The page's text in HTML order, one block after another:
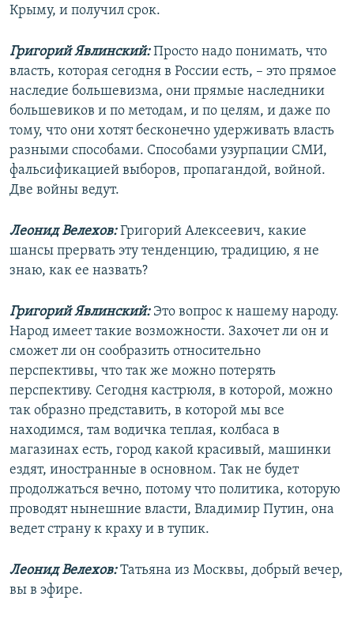
Крыму, и получил срок.
Григорий Явлинский:Просто надо понимать, что
власть, которая сегодня в России есть, – это прямое
наследие большевизма, они прямые наследники
большевиков и по методам, и по целям, и даже по
тому, что они хотят бесконечно удерживать власть
разными способами. Способами узурпации СМИ,
фальсификацией выборов, пропагандой, войной.
Две войны ведут.
Леонид Велехов:Григорий Алексеевич, какие
шансы прервать эту тенденцию, традицию, я не
знаю, как ее назвать?
Григорий Явлинский: Это вопрос к нашему народу.
Народ имеет такие возможности. Захочет ли он и
сможет ли он сообразить относительно
перспективы, что так же можно потерять
перспективу. Сегодня кастрюля, в которой, можно
так образно представить, в которой мы все
находимся, там водичка теплая, колбаса в
магазинах есть, город какой красивый, машинки
ездят, иностранные в основном. Так не будет
продолжаться вечно, потому что политика, которую
проводят нынешние власти, Владимир Путин, она
ведет страну к краху и в тупик.
Леонид Велехов:Татьяна из Москвы, добрый вечер,
вы в эфире.